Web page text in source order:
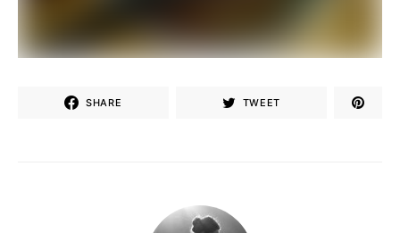
SHARE TWEET